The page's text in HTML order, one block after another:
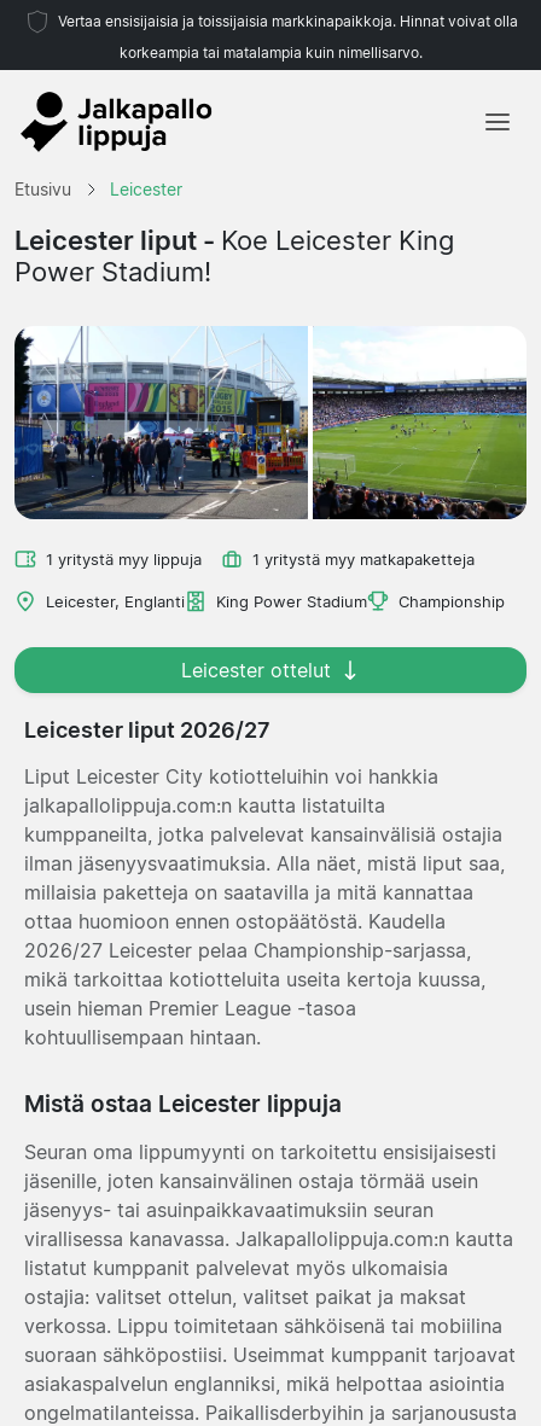
Vertaa ensisijaisia ja toissijaisia markkinapaikkoja. Hinnat voivat olla
korkeampia tai matalampia kuin nimellisarvo.
Joukkueet
Etusivu Leicester
Leicester liput - Koe Leicester King
Power Stadium!
1 yritystä myy lippuja 1 yritystä myy matkapaketteja
Leicester, Englanti King Power Stadium Championship
Leicester ottelut
Leicester liput 2026/27
Liput Leicester City kotiotteluihin voi hankkia
jalkapallolippuja.com:n kautta listatuilta
kumppaneilta, jotka palvelevat kansainvälisiä ostajia
ilman jäsenyysvaatimuksia. Alla näet, mistä liput saa,
millaisia paketteja on saatavilla ja mitä kannattaa
ottaa huomioon ennen ostopäätöstä. Kaudella
2026/27 Leicester pelaa Championship-sarjassa,
mikä tarkoittaa kotiotteluita useita kertoja kuussa,
usein hieman Premier League -tasoa
kohtuullisempaan hintaan.
Mistä ostaa Leicester lippuja
Seuran oma lippumyynti on tarkoitettu ensisijaisesti
jäsenille, joten kansainvälinen ostaja törmää usein
jäsenyys- tai asuinpaikkavaatimuksiin seuran
virallisessa kanavassa. Jalkapallolippuja.com:n kautta
listatut kumppanit palvelevat myös ulkomaisia
ostajia: valitset ottelun, valitset paikat ja maksat
verkossa. Lippu toimitetaan sähköisenä tai mobiilina
suoraan sähköpostiisi. Useimmat kumppanit tarjoavat
asiakaspalvelun englanniksi, mikä helpottaa asiointia
ongelmatilanteissa. Paikallisderbyihin ja sarjanoususta